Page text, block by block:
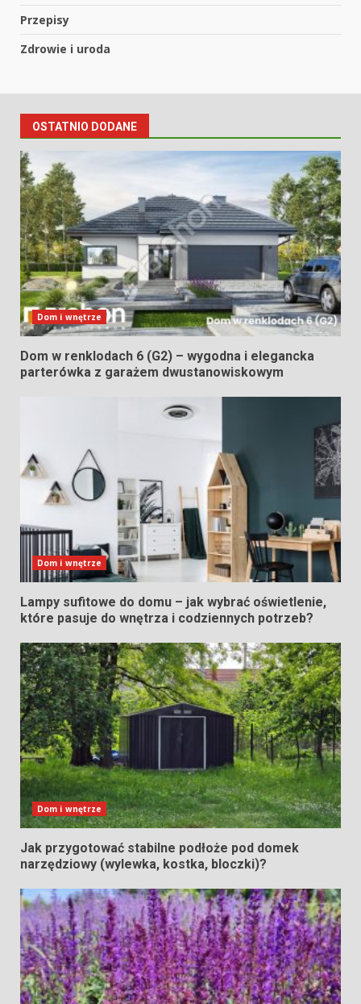
Przepisy
Zdrowie i uroda
OSTATNIO DODANE
Dom i wnętrze
Dom w renklodach 6 (G2) – wygodna i elegancka
parterówka z garażem dwustanowiskowym
Dom i wnętrze
Lampy sufitowe do domu – jak wybrać oświetlenie,
które pasuje do wnętrza i codziennych potrzeb?
Dom i wnętrze
Jak przygotować stabilne podłoże pod domek
narzędziowy (wylewka, kostka, bloczki)?